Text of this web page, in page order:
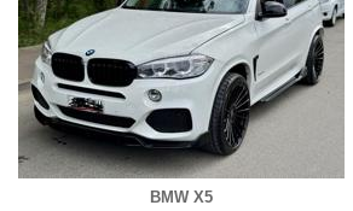
BMW X5